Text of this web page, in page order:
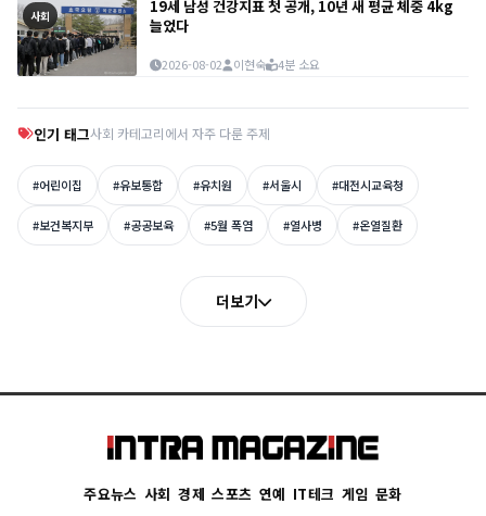
사회
19세 남성 건강지표 첫 공개, 10년 새 평균 체중 4kg
늘었다
2026-08-02 이현숙 4분 소요
인기 태그사회 카테고리에서 자주 다룬 주제
#어린이집 #유보통합 #유치원 #서울시 #대전시교육청
#보건복지부 #공공보육 #5월 폭염 #열사병 #온열질환
더보기
주요뉴스 사회 경제 스포츠 연예 IT테크 게임 문화